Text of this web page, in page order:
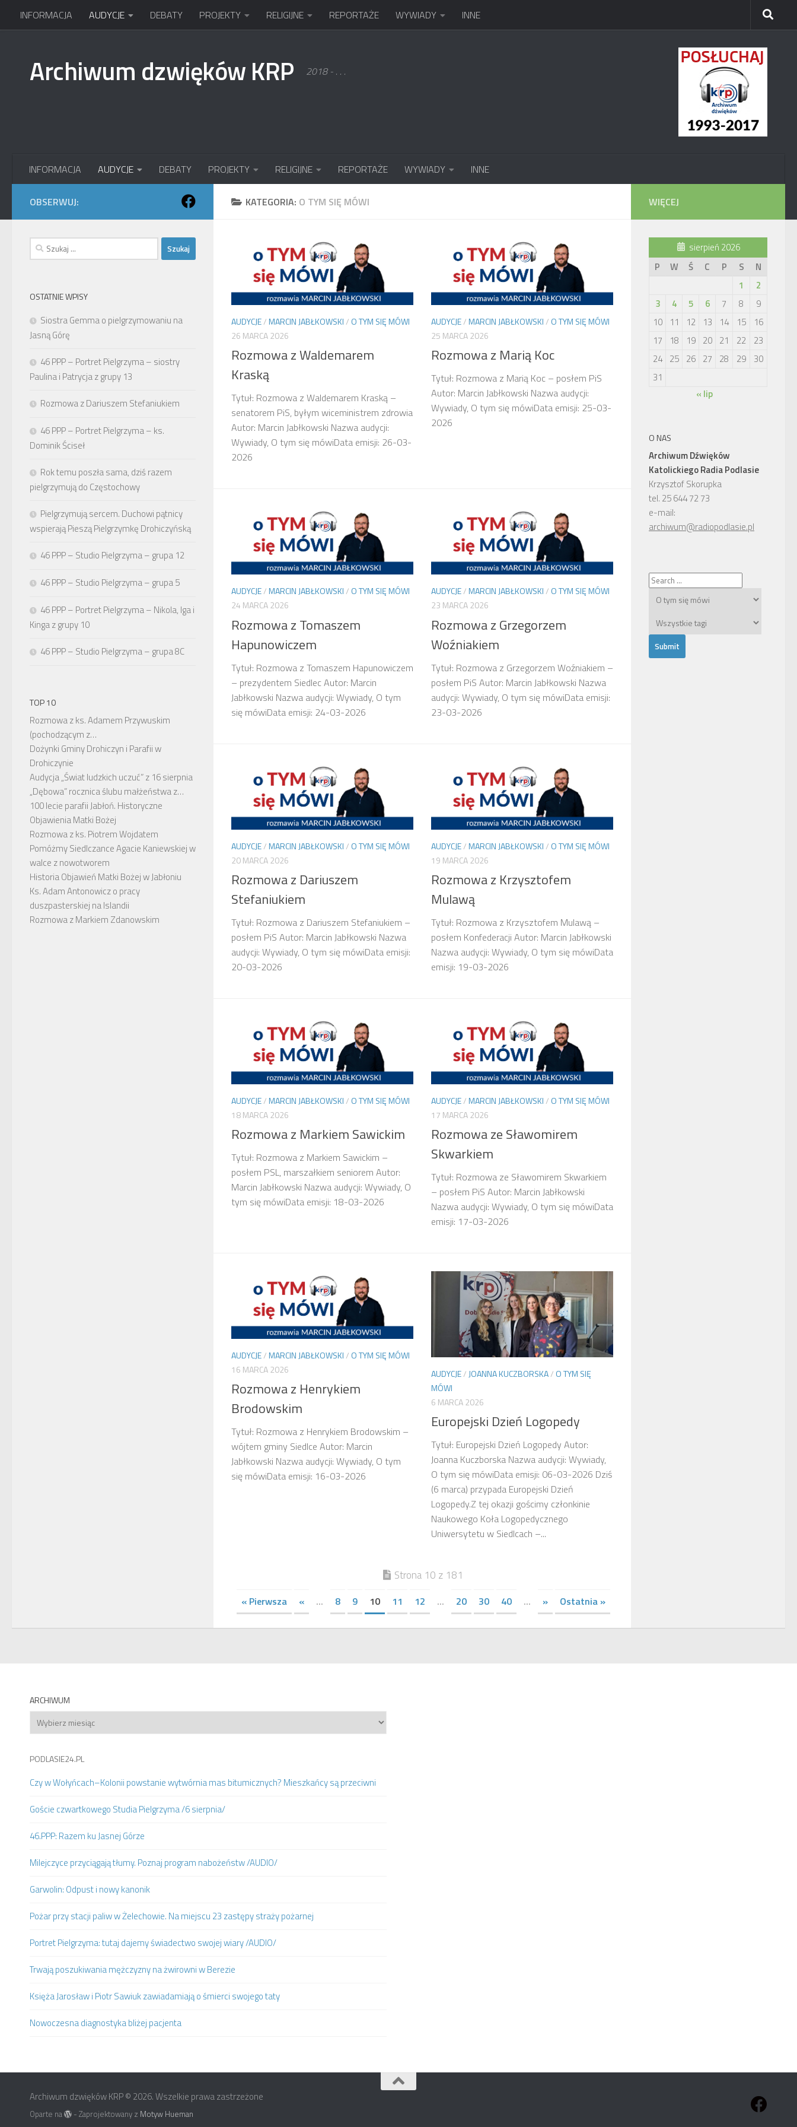
Przejdź do treści
INFORMACJA AUDYCJE DEBATY PROJEKTY RELIGIJNE REPORTAŻE WYWIADY INNE
Archiwum dzwięków KRP 2018 - . . .
INFORMACJA AUDYCJE DEBATY PROJEKTY RELIGIJNE REPORTAŻE WYWIADY INNE
KATEGORIA: O TYM SIĘ MÓWI
AUDYCJE/MARCIN JABŁKOWSKI/ O TYM SIĘ MÓWI
26 MARCA 2026
Rozmowa z Waldemarem
Kraską
Tytuł: Rozmowa z Waldemarem Kraską –
senatorem PiS, byłym wiceministrem zdrowia
Autor: Marcin Jabłkowski Nazwa audycji:
Wywiady, O tym się mówiData emisji: 26-03-
2026
AUDYCJE/MARCIN JABŁKOWSKI/ O TYM SIĘ MÓWI
25 MARCA 2026
Rozmowa z Marią Koc
Tytuł: Rozmowa z Marią Koc – posłem PiS
Autor: Marcin Jabłkowski Nazwa audycji:
Wywiady, O tym się mówiData emisji: 25-03-
2026
AUDYCJE/MARCIN JABŁKOWSKI/ O TYM SIĘ MÓWI
24 MARCA 2026
Rozmowa z Tomaszem
Hapunowiczem
Tytuł: Rozmowa z Tomaszem Hapunowiczem
– prezydentem Siedlec Autor: Marcin
Jabłkowski Nazwa audycji: Wywiady, O tym
się mówiData emisji: 24-03-2026
AUDYCJE/MARCIN JABŁKOWSKI/ O TYM SIĘ MÓWI
23 MARCA 2026
Rozmowa z Grzegorzem
Woźniakiem
Tytuł: Rozmowa z Grzegorzem Woźniakiem –
posłem PiS Autor: Marcin Jabłkowski Nazwa
audycji: Wywiady, O tym się mówiData emisji:
23-03-2026
AUDYCJE/MARCIN JABŁKOWSKI/ O TYM SIĘ MÓWI
20 MARCA 2026
Rozmowa z Dariuszem
Stefaniukiem
Tytuł: Rozmowa z Dariuszem Stefaniukiem –
posłem PiS Autor: Marcin Jabłkowski Nazwa
audycji: Wywiady, O tym się mówiData emisji:
20-03-2026
AUDYCJE/MARCIN JABŁKOWSKI/ O TYM SIĘ MÓWI
19 MARCA 2026
Rozmowa z Krzysztofem
Mulawą
Tytuł: Rozmowa z Krzysztofem Mulawą –
posłem Konfederacji Autor: Marcin Jabłkowski
Nazwa audycji: Wywiady, O tym się mówiData
emisji: 19-03-2026
AUDYCJE/MARCIN JABŁKOWSKI/ O TYM SIĘ MÓWI
18 MARCA 2026
Rozmowa z Markiem Sawickim
Tytuł: Rozmowa z Markiem Sawickim –
posłem PSL, marszałkiem seniorem Autor:
Marcin Jabłkowski Nazwa audycji: Wywiady, O
tym się mówiData emisji: 18-03-2026
AUDYCJE/MARCIN JABŁKOWSKI/ O TYM SIĘ MÓWI
17 MARCA 2026
Rozmowa ze Sławomirem
Skwarkiem
Tytuł: Rozmowa ze Sławomirem Skwarkiem
– posłem PiS Autor: Marcin Jabłkowski
Nazwa audycji: Wywiady, O tym się mówiData
emisji: 17-03-2026
AUDYCJE/MARCIN JABŁKOWSKI/ O TYM SIĘ MÓWI
16 MARCA 2026
Rozmowa z Henrykiem
Brodowskim
Tytuł: Rozmowa z Henrykiem Brodowskim –
wójtem gminy Siedlce Autor: Marcin
Jabłkowski Nazwa audycji: Wywiady, O tym
się mówiData emisji: 16-03-2026
AUDYCJE/ JOANNA KUCZBORSKA/ O TYM SIĘ
MÓWI
6 MARCA 2026
Europejski Dzień Logopedy
Tytuł: Europejski Dzień Logopedy Autor:
Joanna Kuczborska Nazwa audycji: Wywiady,
O tym się mówiData emisji: 06-03-2026 Dziś
(6 marca) przypada Europejski Dzień
Logopedy.Z tej okazji gościmy członkinie
Naukowego Koła Logopedycznego
Uniwersytetu w Siedlcach –...
Strona 10 z 181
« Pierwsza « ... 8 9 10 11 12 ... 20 30 40 ... » Ostatnia »
OBSERWUJ:
Szukaj:
OSTATNIE WPISY
Siostra Gemma o pielgrzymowaniu na
Jasną Górę
46 PPP – Portret Pielgrzyma – siostry
Paulina i Patrycja z grupy 13
Rozmowa z Dariuszem Stefaniukiem
46 PPP – Portret Pielgrzyma – ks.
Dominik Ściseł
Rok temu poszła sama, dziś razem
pielgrzymują do Częstochowy
Pielgrzymują sercem. Duchowi pątnicy
wspierają Pieszą Pielgrzymkę Drohiczyńską
46 PPP – Studio Pielgrzyma – grupa 12
46 PPP – Studio Pielgrzyma – grupa 5
46 PPP – Portret Pielgrzyma – Nikola, Iga i
Kinga z grupy 10
46 PPP – Studio Pielgrzyma – grupa 8C
TOP 10
Rozmowa z ks. Adamem Przywuskim
(pochodzącym z…
Dożynki Gminy Drohiczyn i Parafii w
Drohiczynie
Audycja „Świat ludzkich uczuć” z 16 sierpnia
„Dębowa” rocznica ślubu małżeństwa z…
100 lecie parafii Jabłoń. Historyczne
Objawienia Matki Bożej
Rozmowa z ks. Piotrem Wojdatem
Pomóżmy Siedlczance Agacie Kaniewskiej w
walce z nowotworem
Historia Objawień Matki Bożej w Jabłoniu
Ks. Adam Antonowicz o pracy
duszpasterskiej na Islandii
Rozmowa z Markiem Zdanowskim
WIĘCEJ
sierpień 2026
P
W Ś C P S
N
1
2
3
4 5 6 7 8
9
10
11 12 13 14 15
16
17
18 19 20 21 22
23
24 25 26 27 28 29
30
31
« lip
O NAS
Archiwum Dźwięków
Katolickiego Radia Podlasie
Krzysztof Skorupka
tel. 25 644 72 73
e-mail:
archiwum@radiopodlasie.pl
ARCHIWUM
Archiwum
PODLASIE24.PL
Czy w Wołyńcach–Kolonii powstanie wytwórnia mas bitumicznych? Mieszkańcy są przeciwni
Goście czwartkowego Studia Pielgrzyma /6 sierpnia/
46.PPP: Razem ku Jasnej Górze
Milejczyce przyciągają tłumy. Poznaj program nabożeństw /AUDIO/
Garwolin: Odpust i nowy kanonik
Pożar przy stacji paliw w Żelechowie. Na miejscu 23 zastępy straży pożarnej
Portret Pielgrzyma: tutaj dajemy świadectwo swojej wiary /AUDIO/
Trwają poszukiwania mężczyzny na żwirowni w Berezie
Księża Jarosław i Piotr Sawiuk zawiadamiają o śmierci swojego taty
Nowoczesna diagnostyka bliżej pacjenta
Archiwum dzwięków KRP © 2026. Wszelkie prawa zastrzeżone
Oparte na - Zaprojektowany z Motyw Hueman